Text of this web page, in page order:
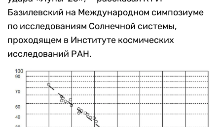
Базилевский на Международном симпозиуме
по исследованиям Солнечной системы,
проходящем в Институте космических
исследований РАН.